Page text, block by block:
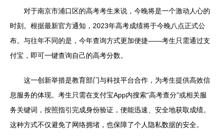
对于南京市浦口区的高考考生来说，今晚将是一个激动人心的
时刻。根据最新官方通知，2023年高考成绩将于今晚八点正式公
布。与往年不同的是，今年查询方式更加便捷——考生只需通过支
付宝，即可一键查询自己的高考分数。
这一创新举措是教育部门与科技平台合作，为考生提供高效信
息服务的体现。考生只需在支付宝App内搜索“高考查分”或相关服
务关键词，按照指引完成身份验证，便能迅速、安全地获取成绩。
这种方式不仅避免了网络拥堵，也保障了个人隐私数据的安全。